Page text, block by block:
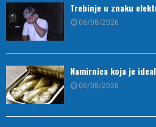
Trebinje u znaku
06/08/2026
Namirnica koja je
06/08/2026